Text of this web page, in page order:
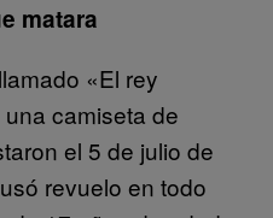
matara
«El rey
camiseta de
el 5 de julio de
revuelo en todo